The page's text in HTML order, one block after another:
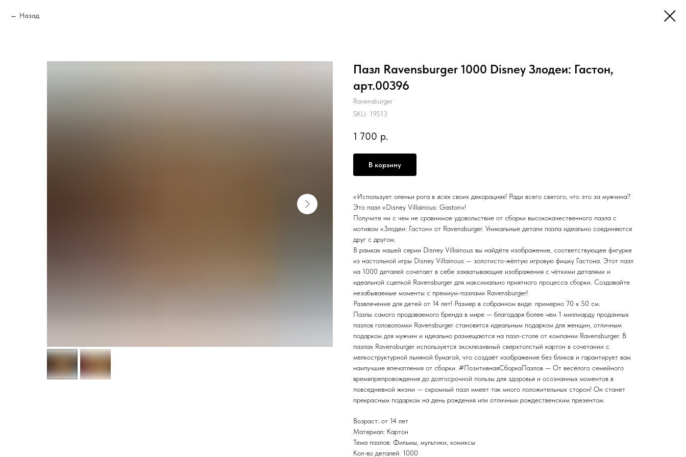
Назад
Пазл Ravensburger 1000 Disney Злодеи: Гастон,
арт.00396
Ravensburger
SKU: 19513
1 700 р.
В корзину
«Использует оленьи рога в всехсвоих декорациях! Ради всего святого, что это за мужчина?
Это пазл «Disney Villainous: Gaston»!
Получите ни с чем не сравнимое удовольствие от сборки высококачественного пазла с
мотивом «Злодеи: Гастон» от Ravensburger. Уникальные детали пазла идеально соединяются
друг с другом.
В рамках нашей серии Disney Villainous вы найдёте изображение, соответствующее фигурке
из настольной игры Disney Villainous — золотисто-жёлтую игровую фишку Гастона. Этот пазл
на 1000 деталей сочетает в себе захватывающие изображения с чёткими деталями и
идеальной сцепкой Ravensburger для максимально приятного процесса сборки. Создавайте
незабываемые моменты с премиум-пазлами Ravensburger!
Развлечение для детей от 14 лет! Размер в собранном виде: примерно 70 x 50 см.
Пазлы самого продаваемого бренда в мире — благодаря более чем 1 миллиарду проданных
пазлов головоломки Ravensburger становятся идеальным подарком для женщин, отличным
подарком для мужчин и идеально размещаются на пазл-столе от компании Ravensburger. В
пазлах Ravensburger используется эксклюзивный сверхтолстый картон в сочетании с
мелкоструктурной льняной бумагой, что создаёт изображение без бликов и гарантирует вам
наилучшие впечатления от сборки. #ПозитивнаяСборкаПазлов — От весёлого семейного
времяпрепровождения до долгосрочной пользы для здоровья и осознанных моментов в
повседневной жизни — скромный пазл имеет так много положительных сторон! Он станет
прекрасным подарком на день рождения или отличным рождественским презентом.
Возраст: от 14 лет
Материал: Картон
Тема пазлов: Фильмы, мультики, комиксы
Кол-во деталей: 1000